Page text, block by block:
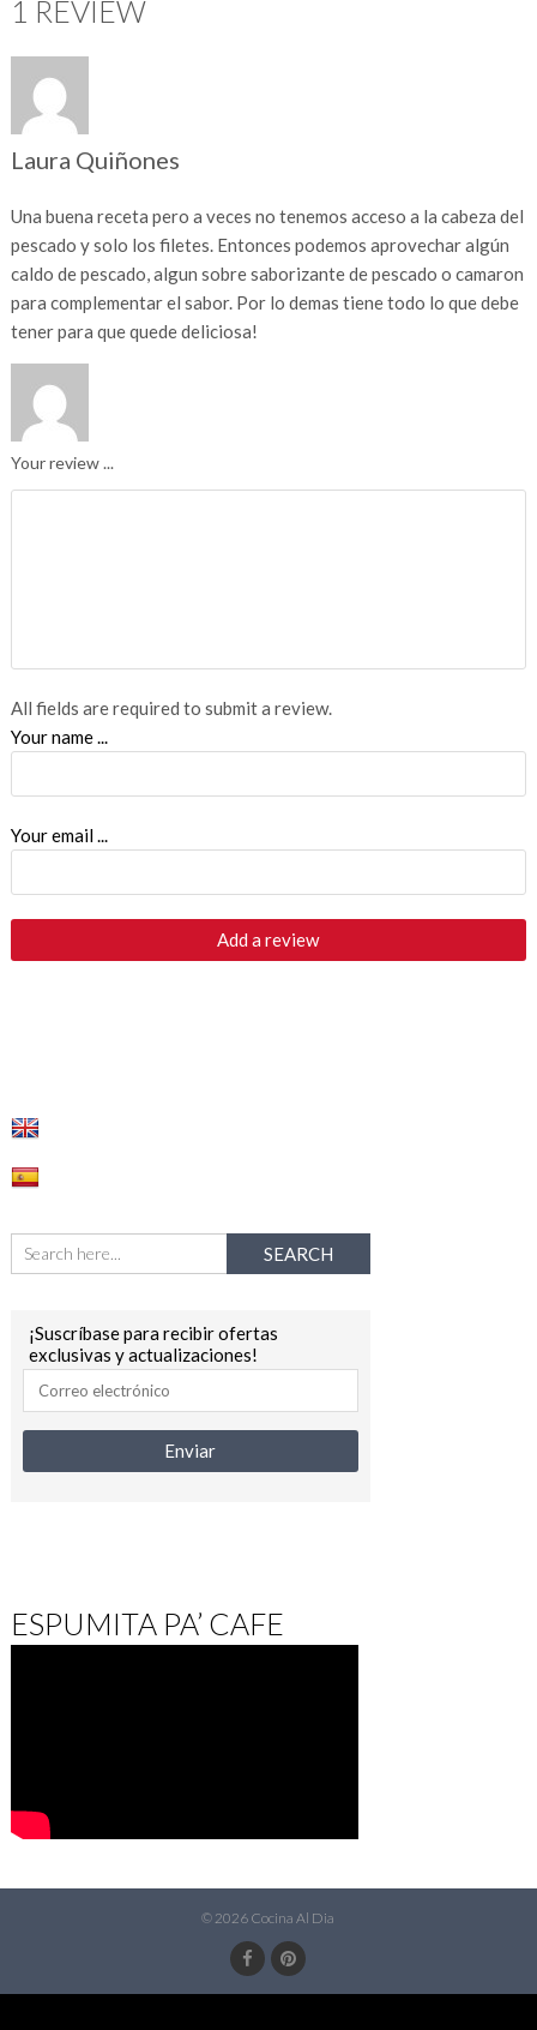
1 REVIEW
Laura Quiñones
Una buena receta pero a veces no tenemos acceso a la cabeza del
pescado y solo los filetes. Entonces podemos aprovechar algún
caldo de pescado, algun sobre saborizante de pescado o camaron
para complementar el sabor. Por lo demas tiene todo lo que debe
tener para que quede deliciosa!
Your review ...
All fields are required to submit a review.
Your name ...
Your email ...
¡Suscríbase para recibir ofertas
exclusivas y actualizaciones!
ESPUMITA PA’ CAFE
© 2026 Cocina Al Dia